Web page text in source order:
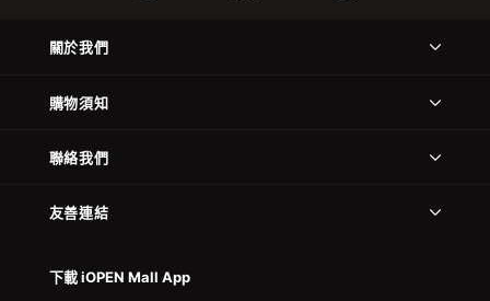
關於我們
購物須知
聯絡我們
友善連結
下載 iOPEN Mall App